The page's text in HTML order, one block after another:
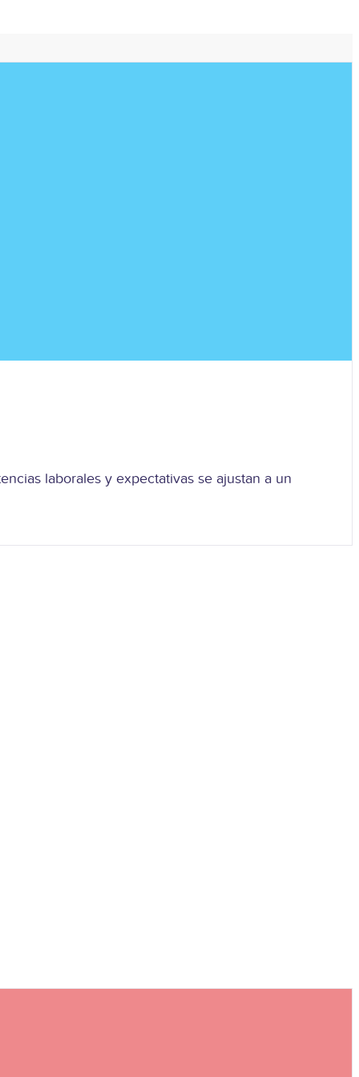
laborales y expectativas se ajustan a un